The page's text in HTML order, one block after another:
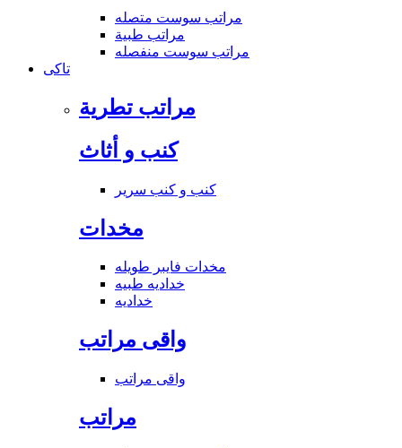
مراتب سوست متصله
مراتب طبية
مراتب سوست منفصله
تاكى
مراتب تطرية
كنب و أثاث
كنب و كنب سرير
مخدات
مخدات فايبر طويله
خداديه طبيه
خداديه
واقى مراتب
واقى مراتب
مراتب